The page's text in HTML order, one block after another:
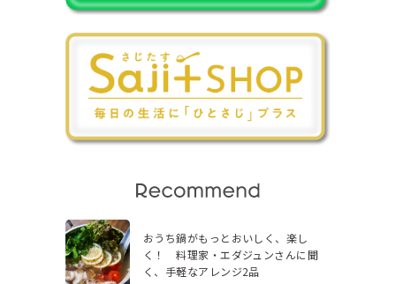
おうち鍋がもっとおいしく、楽し
く！ 料理家・エダジュンさんに聞
く、手軽なアレンジ2品